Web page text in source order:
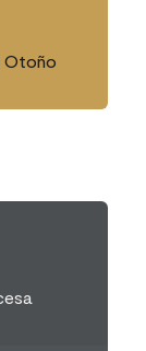
Otoño